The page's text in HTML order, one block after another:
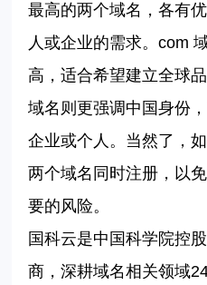
最高的两个域名，各有
人或企业的需求。com
高，适合希望建立全球
域名则更强调中国身份
企业或个人。当然了，
两个域名同时注册，以
要的风险。
国科云是中国科学院控
商，深耕域名相关领域